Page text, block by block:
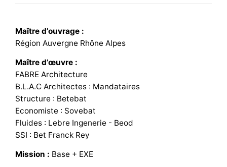
Maître d’ouvrage :
Région Auvergne Rhône Alpes
Maître d’œuvre :
FABRE Architecture
B.L.A.C Architectes : Mandataires
Structure : Betebat
Economiste : Sovebat
Fluides : Lebre Ingenerie - Beod
SSI : Bet Franck Rey
Mission : Base + EXE